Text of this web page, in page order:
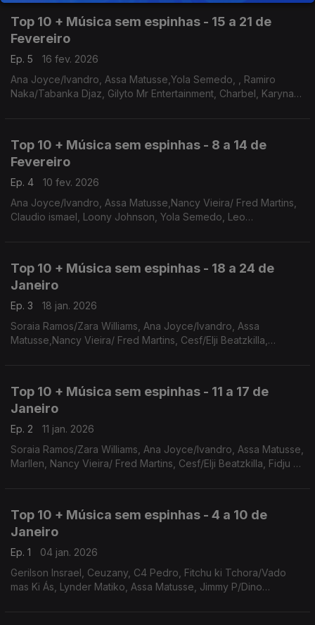
Top 10 + Música sem espinhas - 15 a 21 de
Fevereiro
Ep. 5
16 fev. 2026
Ana Joyce/Ivandro, Assa Matusse,Yola Semedo, , Ramiro
Naka/Tabanka Djaz, Gilyto Mr Entertainment, Charbel, Karyna
Top 10 + Música sem espinhas - 8 a 14 de
Fevereiro
Ep. 4
10 fev. 2026
Ana Joyce/Ivandro, Assa Matusse,Nancy Vieira/ Fred Martins,
Claudio ismael, Loony Johnson, Yola Semedo, Leo
Top 10 + Música sem espinhas - 18 a 24 de
Janeiro
Ep. 3
18 jan. 2026
Soraia Ramos/Zara Williams, Ana Joyce/Ivandro, Assa
Matusse,Nancy Vieira/ Fred Martins, Cesf/Elji Beatzkilla,
Top 10 + Música sem espinhas - 11 a 17 de
Janeiro
Ep. 2
11 jan. 2026
Soraia Ramos/Zara Williams, Ana Joyce/Ivandro, Assa Matusse,
Marllen, Nancy Vieira/ Fred Martins, Cesf/Elji Beatzkilla, Fidju Ki
Top 10 + Música sem espinhas - 4 a 10 de
Janeiro
Ep. 1
04 jan. 2026
Gerilson Insrael, Ceuzany, C4 Pedro, Fitchu ki Tchora/Vado
mas Ki Ás, Lynder Matiko, Assa Matusse, Jimmy P/Dino